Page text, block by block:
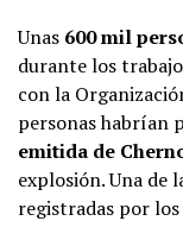
Unas 600 mil
durante los
con la
personas habrían
emitida de
explosión. Una de
registradas por